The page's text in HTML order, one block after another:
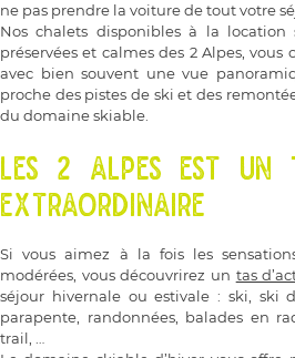
ne pas prendre la voiture de tout votre
Nos chalets disponibles à la location
préservées et calmes des 2 Alpes,
avec bien souvent une vue
proche des pistes de ski et des
du domaine skiable.
LES 2 ALPES EST UN
EXTRAORDINAIRE
Si vous aimez à la fois les
modérées, vous découvrirez un tas
séjour hivernale ou estivale : ski, ski
parapente, randonnées, balades en
trail, …